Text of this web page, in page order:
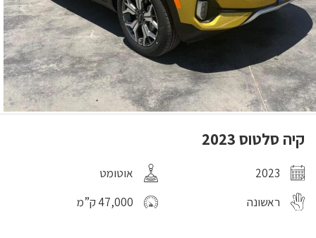
קיה סלטוס 2023
2023
אוטומט
ראשונה
47,000 ק”מ